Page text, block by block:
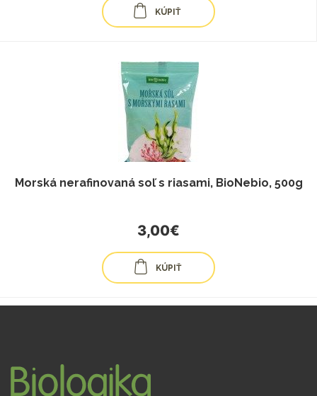
KÚPIŤ
Morská nerafinovaná soľ s riasami, BioNebio, 500g
3,00€
KÚPIŤ